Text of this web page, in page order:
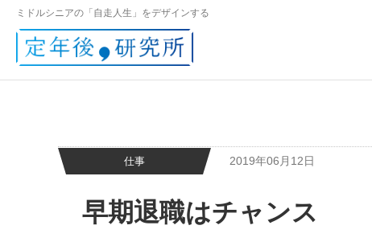
ミドルシニアの「自走人生」をデザインする
仕事 2019年06月12日
早期退職はチャンス